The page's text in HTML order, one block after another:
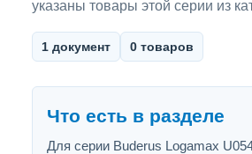
указаны товары этой серии из
1 документ 0 товаров
Что есть в разделе
Для серии Buderus Logamax